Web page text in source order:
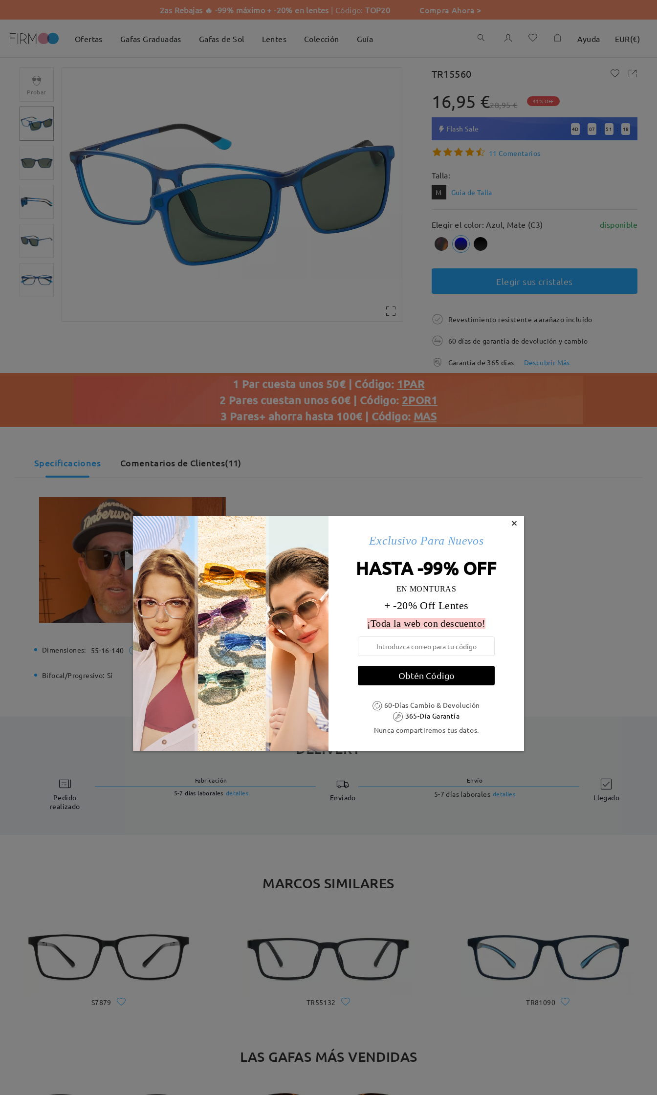
2as Rebajas 🔥 -99% máximo + -20% en lentes | Código:TOP20 Compra Ahora >
Ofertas Gafas Graduadas Gafas de Sol Lentes Colección Guía Ayuda EUR(€)
Probar
TR15560
16,95 €28,95 € 41% OFF
Flash Sale 4D : 07 : 51 : 17
11 Comentarios
Talla:
M Guía de Talla
Elegir el color: Azul, Mate (C3) disponible
Elegir sus cristales
Revestimiento resistente a arañazo incluído
60 días de garantía de devolución y cambio
Garantía de 365 días Descubrir Más
1 Par cuesta unos 50€ | Código: 1PAR
2 Pares cuestan unos 60€ | Código: 2POR1
3 Pares+ ahorra hasta 100€ | Código: MAS
Specificaciones Comentarios de Clientes(11)
Dimensiones: 55-16-140 Ancho de la montura: 133 mm Medio) Diametro de lentes: 56 mm
Bifocal/Progresivo: Sí Bisagra de resorte: Sí Material de la montura: Tr
DELIVERY
Pedido
realizado
Fabricación
5-7 días laborales detalles Enviado
Envío
5-7 días laborales detalles Llegado
MARCOS SIMILARES
S7879 TR55132 TR81090
LAS GAFAS MÁS VENDIDAS
×
Exclusivo Para Nuevos
HASTA -99% OFF
EN MONTURAS
+ -20% Off Lentes
¡Toda la web con descuento!
Obtén Código
60-Días Cambio & Devolución
365-Día Garantía
Nunca compartiremos tus datos.